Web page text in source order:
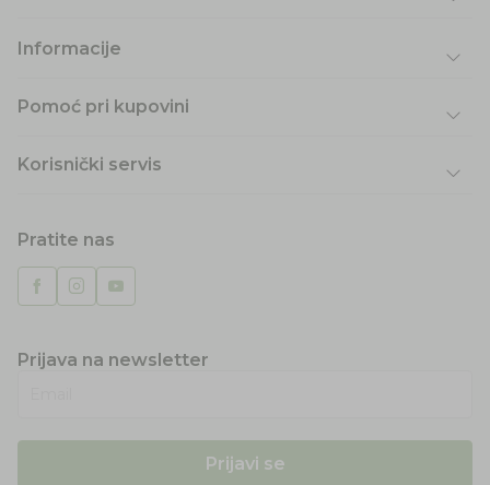
Informacije
Pomoć pri kupovini
Korisnički servis
Pratite nas
Prijava na newsletter
Prijavi se